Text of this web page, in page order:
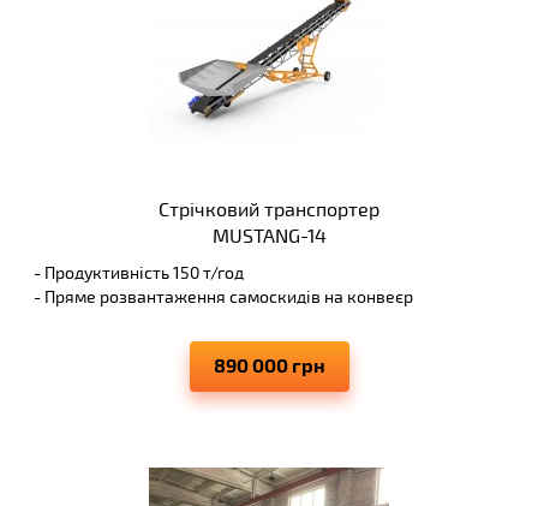
Стрічковий транспортер
MUSTANG-14
890 000 грн
- Продуктивність 150 т/год
- Пряме розвантаження самоскидів на конвеєр
- Виключає просипання матеріалів, що переміщуються